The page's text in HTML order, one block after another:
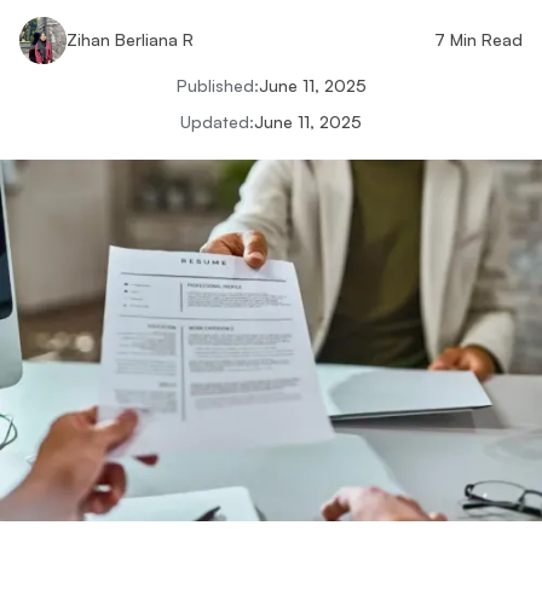
Zihan Berliana R 7 Min Read
Published:June 11, 2025
Updated:June 11, 2025